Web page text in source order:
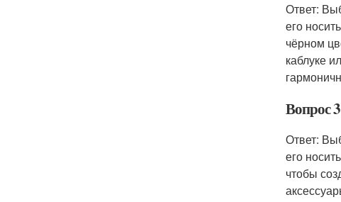
Ответ:
его
чёрном
каблуке
Вопрос
Ответ:
его
чтобы